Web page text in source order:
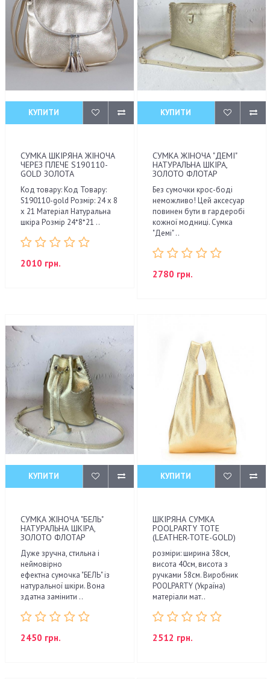
КУПИТИ
СУМКА ШКІРЯНА ЖІНОЧА
ЧЕРЕЗ ПЛЕЧЕ S190110-
GOLD ЗОЛОТА
Код товару: Код Товару:
S190110-gold Розмір: 24 x 8
x 21 Матеріал Натуральна
шкіра Розмір 24*8*21 ..
2010 грн.
КУПИТИ
СУМКА ЖІНОЧА "ДЕМІ"
НАТУРАЛЬНА ШКІРА,
ЗОЛОТО ФЛОТАР
Без сумочки крос-боді
неможливо! Цей аксесуар
повинен бути в гардеробі
кожної модниці. Сумка
"Демі" ..
2780 грн.
КУПИТИ
СУМКА ЖІНОЧА "БЕЛЬ"
НАТУРАЛЬНА ШКІРА,
ЗОЛОТО ФЛОТАР
Дуже зручна, стильна і
неймовірно
ефектна сумочка "БЕЛЬ" із
натуральної шкіри. Вона
здатна замінити ..
2450 грн.
КУПИТИ
ШКІРЯНА СУМКА
POOLPARTY TOTE
(LEATHER-TOTE-GOLD)
розміри: ширина 38см,
висота 40см, висота з
ручками 58см. Виробник
POOLPARTY (Україна)
матеріали мат..
2512 грн.